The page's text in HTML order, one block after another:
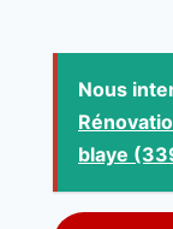
Nous
blaye